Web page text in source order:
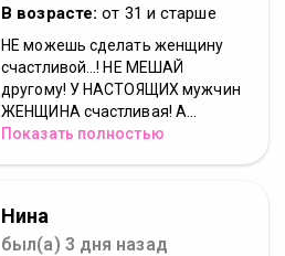
В возрасте: от 31 и старше
НЕ можешь сделать женщину
счастливой...! НЕ МЕШАЙ
другому! У НАСТОЯЩИХ мужчин
ЖЕНЩИНА счастливая! А...
Показать полностью
Нина
был(а) 3 дня назад